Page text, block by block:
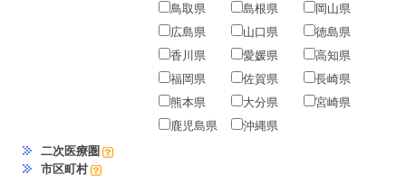
鳥取県
島根県
岡山県
広島県
山口県
徳島県
香川県
愛媛県
高知県
福岡県
佐賀県
長崎県
熊本県
大分県
宮崎県
鹿児島県
沖縄県
二次医療圏
市区町村